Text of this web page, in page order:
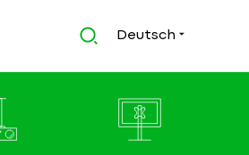
Deutsch